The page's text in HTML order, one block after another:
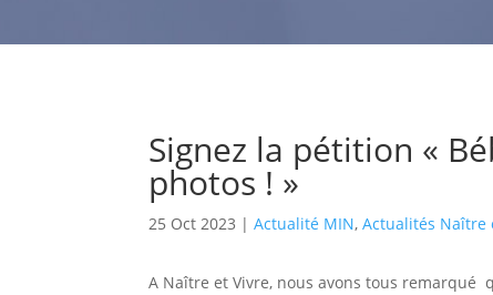
Signez la pétition «
photos ! »
25 Oct 2023 |Actualité MIN,Actualités Naître
A Naître et Vivre, nous avons tous remarqué